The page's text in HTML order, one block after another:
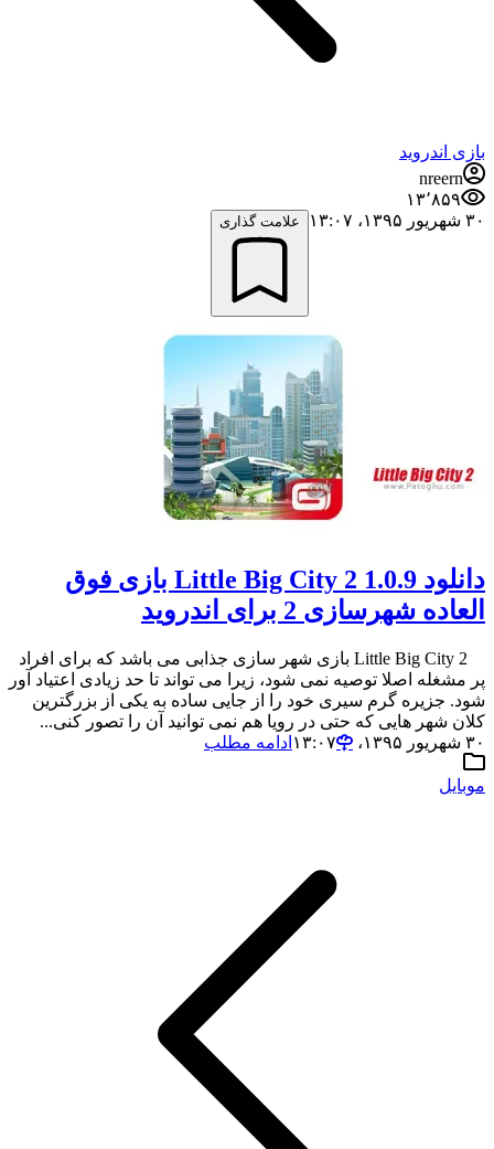
بازی اندروید
nreern
۱۳٬۸۵۹
۳۰ شهریور ۱۳۹۵،‏ ۱۳:۰۷
علامت گذاری
دانلود 1.0.9 Little Big City 2 بازی فوق
العاده شهرسازی 2 برای اندروید
Little Big City 2 بازی شهر سازی جذابی می باشد که برای افراد
پر مشغله اصلا توصیه نمی شود، زیرا می تواند تا حد زیادی اعتیاد آور
شود. جزیره گرم سیری خود را از جایی ساده به یکی از بزرگترین
کلان شهر هایی که حتی در رویا هم نمی توانید آن را تصور کنی...
۳۰ شهریور ۱۳۹۵،‏ ۱۳:۰۷
ادامه مطلب
موبایل